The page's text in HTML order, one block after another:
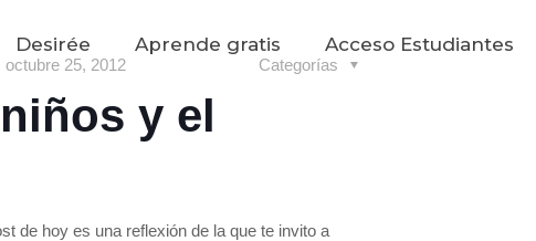
Desirée Aprende gratis Acceso Estudiantes
octubre 25, 2012 Categorías
y el
de hoy es una reflexión de la que te invito a